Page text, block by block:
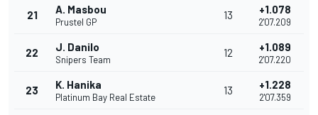
21 A. Masbou
Prustel GP
13 +1.078
2'07.209
22 J. Danilo
Snipers Team
12 +1.089
2'07.220
23 K. Hanika
Platinum Bay Real Estate
13 +1.228
2'07.359